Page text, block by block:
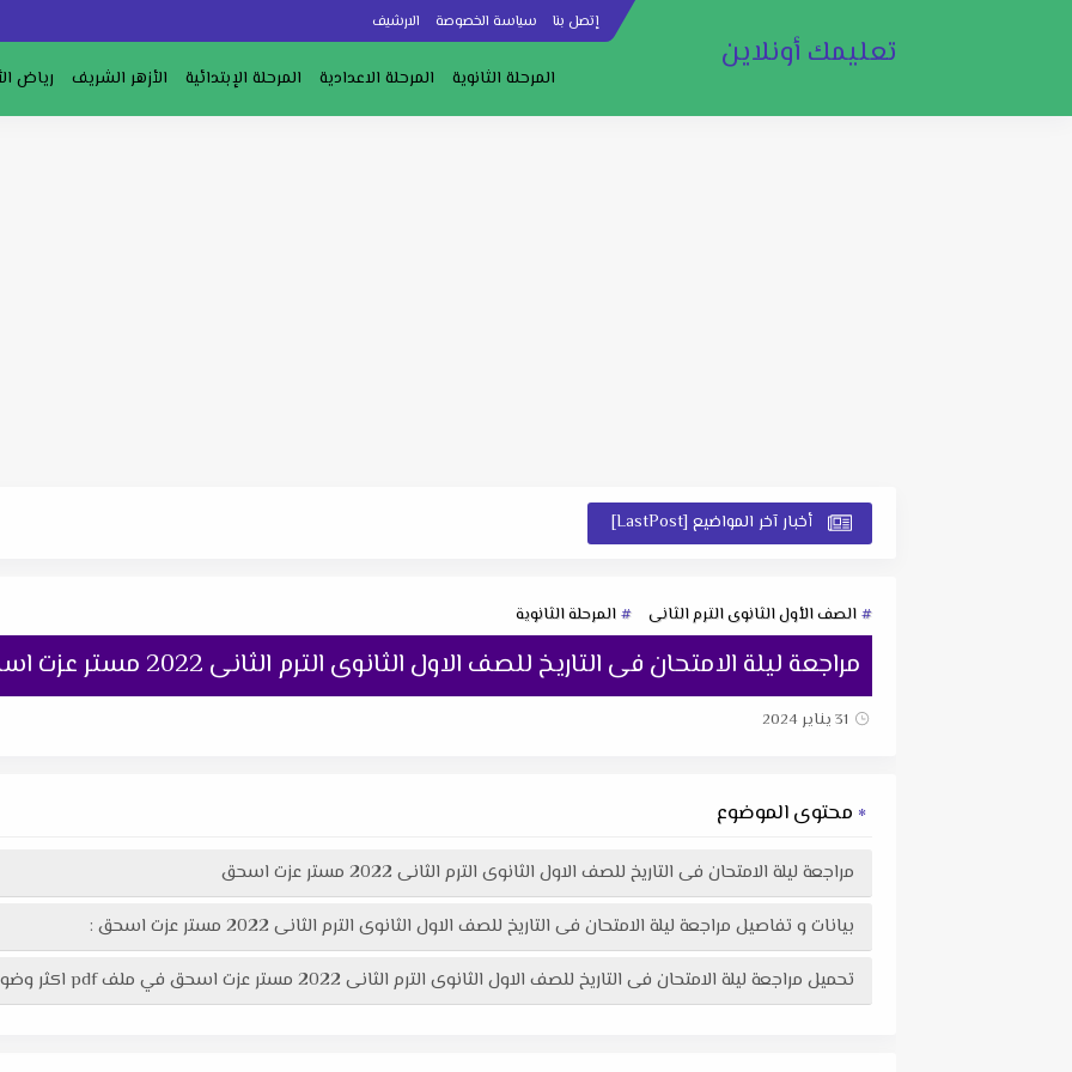
إتصل بنا سياسة الخصوصة الارشيف
تعليمك أونلاين
المرحلة الثانوية المرحلة الاعدادية المرحلة الإبتدائية الأزهر الشريف رياض
أخبار آخر المواضيع [LastPost]
الصف الأول الثانوى الترم الثانى المرحلة الثانوية
مراجعة ليلة الامتحان فى التاريخ للصف الاول الثانوى الترم الثانى 2022 مستر عزت اسحق
31 يناير 2024
محتوى الموضوع
مراجعة ليلة الامتحان فى التاريخ للصف الاول الثانوى الترم الثانى 2022 مستر عزت اسحق
بيانات و تفاصيل مراجعة ليلة الامتحان فى التاريخ للصف الاول الثانوى الترم الثانى 2022 مستر عزت اسحق :
تحميل مراجعة ليلة الامتحان فى التاريخ للصف الاول الثانوى الترم الثانى 2022 مستر عزت اسحق في ملف pdf اكثر وضوحاً جاهز للطباعة عبر الرابط التالى